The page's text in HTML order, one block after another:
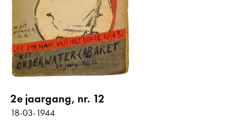
Gedichten met audiobijdrage
jaar
alle 1944
maand
2e jaargang, nr. 12
18-03-1944